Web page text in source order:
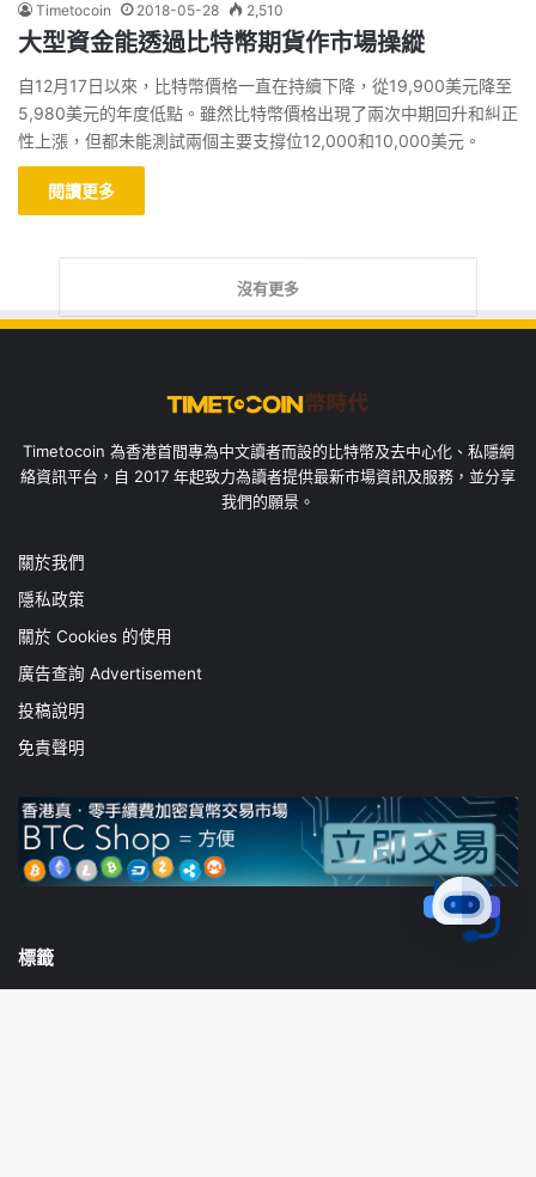
Timetocoin 2018-05-28 2,510
大型資金能透過比特幣期貨作市場操縱
自12月17日以來，比特幣價格一直在持續下降，從19,900美元降至
5,980美元的年度低點。雖然比特幣價格出現了兩次中期回升和糾正
性上漲，但都未能測試兩個主要支撐位12,000和10,000美元。
閱讀更多
沒有更多
Timetocoin 為香港首間專為中文讀者而設的比特幣及去中心化、私隱網
絡資訊平台，自 2017 年起致力為讀者提供最新市場資訊及服務，並分享
我們的願景。
關於我們
隱私政策
關於 Cookies 的使用
廣告查詢 Advertisement
投稿說明
免責聲明
標籤